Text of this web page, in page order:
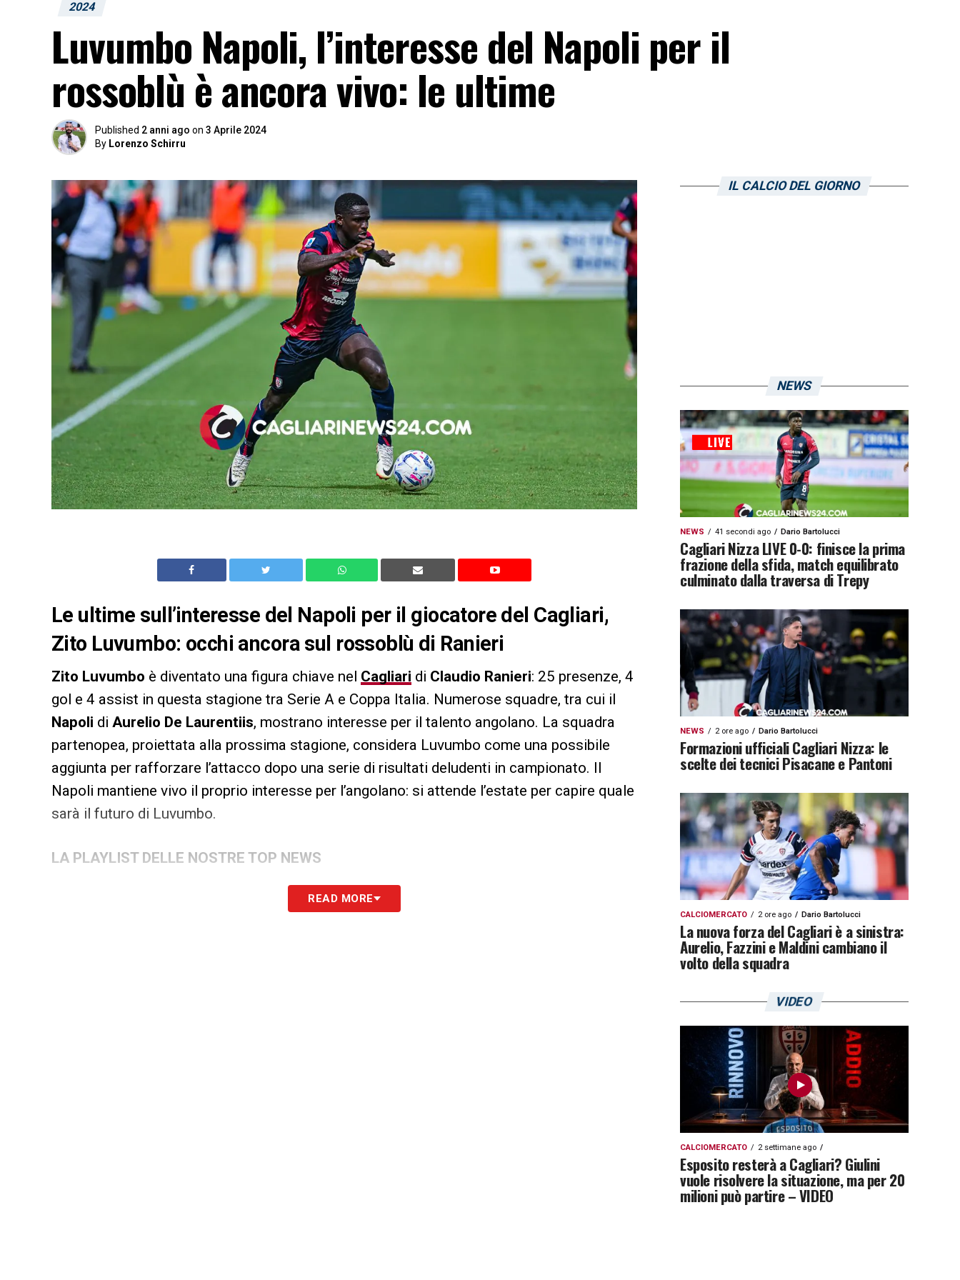
2024
Luvumbo Napoli, l’interesse del Napoli per il
rossoblù è ancora vivo: le ultime
Published 2 anni ago on 3 Aprile 2024
By Lorenzo Schirru
Le ultime sull’interesse del Napoli per il giocatore del Cagliari,
Zito Luvumbo: occhi ancora sul rossoblù di Ranieri
Zito Luvumbo è diventato una figura chiave nel Cagliari di Claudio Ranieri: 25 presenze, 4
gol e 4 assist in questa stagione tra Serie A e Coppa Italia. Numerose squadre, tra cui il
Napoli di Aurelio De Laurentiis, mostrano interesse per il talento angolano. La squadra
partenopea, proiettata alla prossima stagione, considera Luvumbo come una possibile
aggiunta per rafforzare l’attacco dopo una serie di risultati deludenti in campionato. Il
Napoli mantiene vivo il proprio interesse per l’angolano: si attende l’estate per capire quale
sarà il futuro di Luvumbo.
LA PLAYLIST DELLE NOSTRE TOP NEWS
READ MORE
IL CALCIO DEL GIORNO
NEWS
NEWS 41 secondi ago Dario Bartolucci
Cagliari Nizza LIVE 0-0: finisce la prima
frazione della sfida, match equilibrato
culminato dalla traversa di Trepy
NEWS 2 ore ago Dario Bartolucci
Formazioni ufficiali Cagliari Nizza: le
scelte dei tecnici Pisacane e Pantoni
CALCIOMERCATO 2 ore ago Dario Bartolucci
La nuova forza del Cagliari è a sinistra:
Aurelio, Fazzini e Maldini cambiano il
volto della squadra
VIDEO
CALCIOMERCATO 2 settimane ago
Esposito resterà a Cagliari? Giulini
vuole risolvere la situazione, ma per 20
milioni può partire – VIDEO